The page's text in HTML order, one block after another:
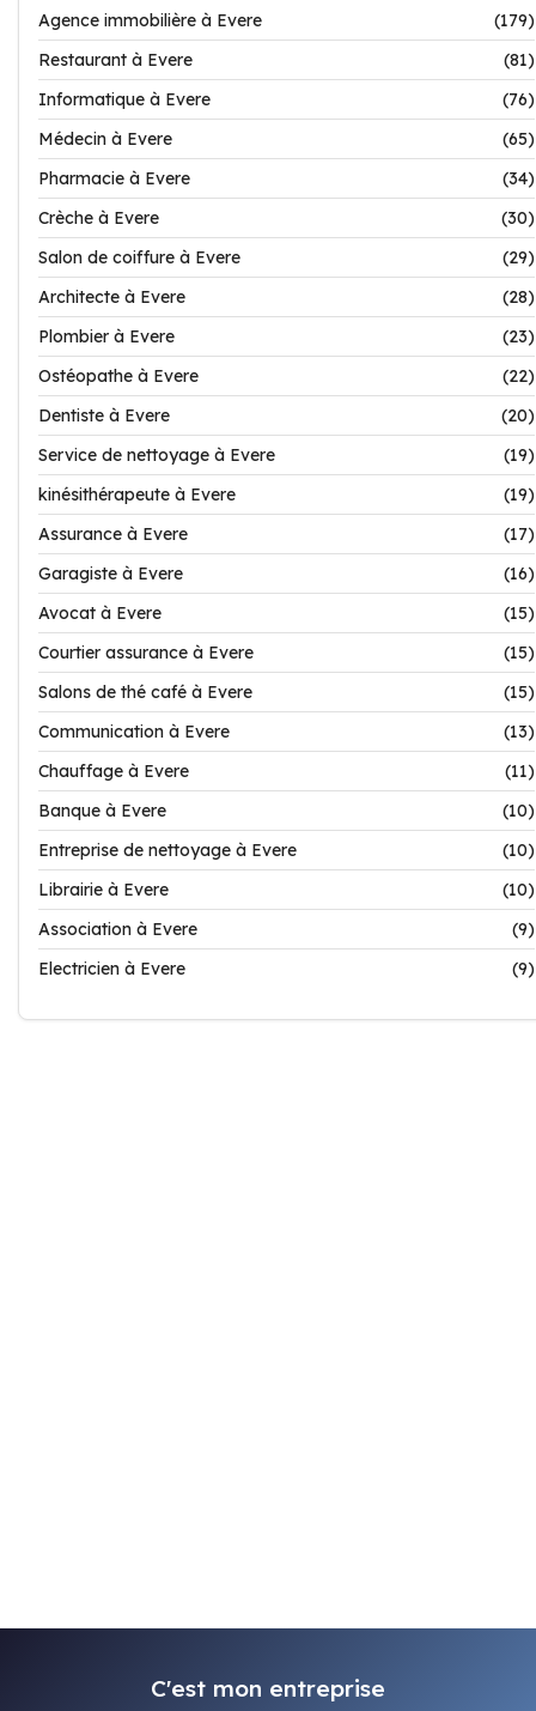
Agence immobilière à Evere
(179)
Restaurant à Evere
(81)
Informatique à Evere
(76)
Médecin à Evere
(65)
Pharmacie à Evere
(34)
Crèche à Evere
(30)
Salon de coiffure à Evere
(29)
Architecte à Evere
(28)
Plombier à Evere
(23)
Ostéopathe à Evere
(22)
Dentiste à Evere
(20)
Service de nettoyage à Evere
(19)
kinésithérapeute à Evere
(19)
Assurance à Evere
(17)
Garagiste à Evere
(16)
Avocat à Evere
(15)
Courtier assurance à Evere
(15)
Salons de thé café à Evere
(15)
Communication à Evere
(13)
Chauffage à Evere
(11)
Banque à Evere
(10)
Entreprise de nettoyage à Evere
(10)
Librairie à Evere
(10)
Association à Evere
(9)
Electricien à Evere
(9)
C'est mon entreprise